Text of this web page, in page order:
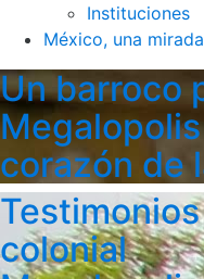
Instituciones
México, una mirada
Un barroco
Megalopolis
corazón de
colonial